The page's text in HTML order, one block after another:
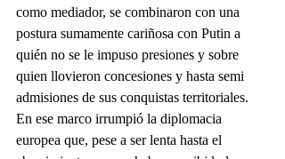
como mediador, se combinaron con una
postura sumamente cariñosa con Putin a
quién no se le impuso presiones y sobre
quien llovieron concesiones y hasta semi
admisiones de sus conquistas territoriales.
En ese marco irrumpió la diplomacia
europea que, pese a ser lenta hasta el